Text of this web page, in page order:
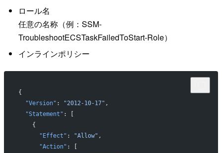
ロール名
任意の名称（例：SSM-
TroubleshootECSTaskFailedToStart-Role）
インラインポリシー
{
  "Version"
: "2012-10-17" ,
  "Statement"
: [
    {
      "Effect"
: "Allow" ,
      "Action"
: [